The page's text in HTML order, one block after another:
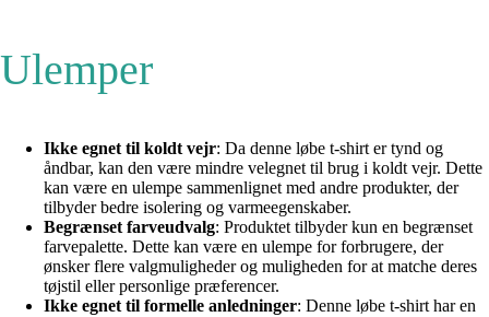
Ulemper
Ikke egnet til koldt vejr: Da denne løbe t-shirt er tynd og
åndbar, kan den være mindre velegnet til brug i koldt vejr. Dette
kan være en ulempe sammenlignet med andre produkter, der
tilbyder bedre isolering og varmeegenskaber.
Begrænset farveudvalg: Produktet tilbyder kun en begrænset
farvepalette. Dette kan være en ulempe for forbrugere, der
ønsker flere valgmuligheder og muligheden for at matche deres
tøjstil eller personlige præferencer.
Ikke egnet til formelle anledninger: Denne løbe t-shirt har en